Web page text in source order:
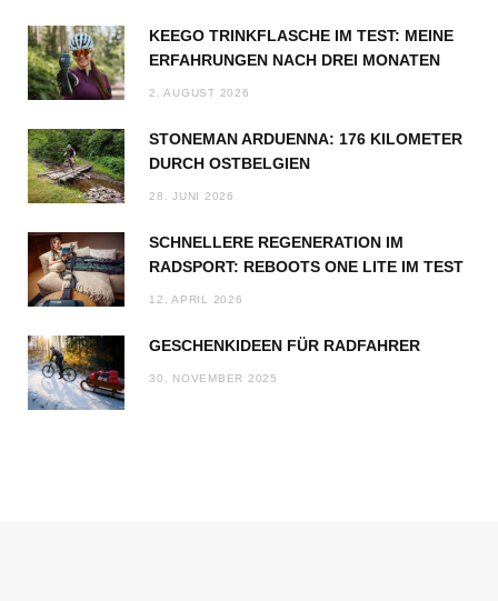
KEEGO TRINKFLASCHE IM TEST: MEINE
ERFAHRUNGEN NACH DREI MONATEN
2. AUGUST 2026
STONEMAN ARDUENNA: 176 KILOMETER
DURCH OSTBELGIEN
28. JUNI 2026
SCHNELLERE REGENERATION IM
RADSPORT: REBOOTS ONE LITE IM TEST
12. APRIL 2026
GESCHENKIDEEN FÜR RADFAHRER
30. NOVEMBER 2025